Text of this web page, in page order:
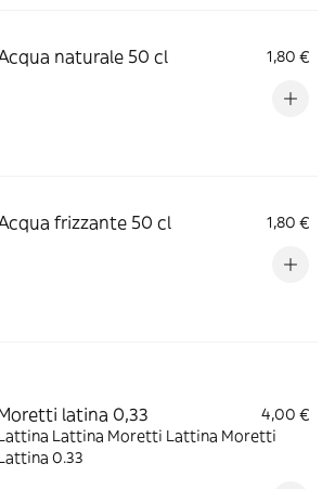
naturale 50 cl 1,80 €
frizzante 50 cl 1,80 €
latina 0,33
4,00 €
Lattina Moretti Lattina Moretti
0.33